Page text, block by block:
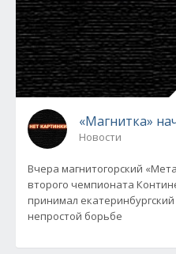
«Магнитка»
Новости
Вчера магнитогорский
второго чемпионата
принимал
непростой борьбе